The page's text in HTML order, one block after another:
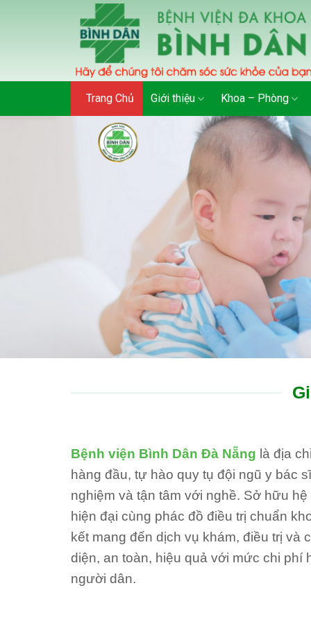
Trang Chủ Giới thiệu Khoa – Phòng
Bệnh viện Bình Dân Đà Nẵng là địa
hàng đầu, tự hào quy tụ đội ngũ y bác
nghiệm và tận tâm với nghề. Sở hữu
hiện đại cùng phác đồ điều trị chuẩn
kết mang đến dịch vụ khám, điều trị và
diện, an toàn, hiệu quả với mức chi phí
người dân.